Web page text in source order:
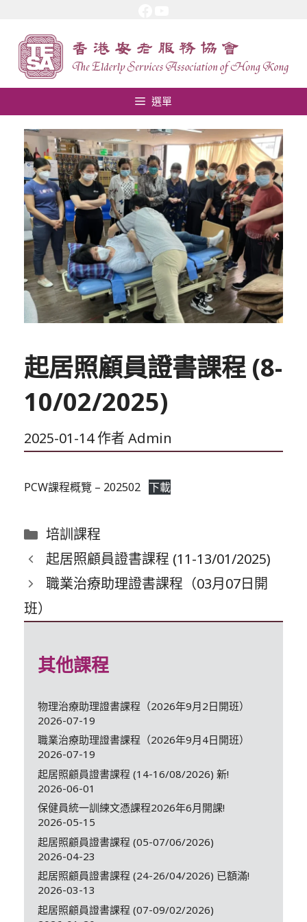
選單
起居照顧員證書課程 (8-
10/02/2025)
2025-01-14 作者 Admin
PCW課程概覽 – 202502 下載
分
類
培訓課程
起居照顧員證書課程 (11-13/01/2025)
職業治療助理證書課程（03月07日開
班）
其他課程
物理治療助理證書課程（2026年9月2日開班）
2026-07-19
職業治療助理證書課程（2026年9月4日開班）
2026-07-19
起居照顧員證書課程 (14-16/08/2026) 新!
2026-06-01
保健員統一訓練文憑課程2026年6月開課!
2026-05-15
起居照顧員證書課程 (05-07/06/2026)
2026-04-23
起居照顧員證書課程 (24-26/04/2026) 已額滿!
2026-03-13
起居照顧員證書課程 (07-09/02/2026)